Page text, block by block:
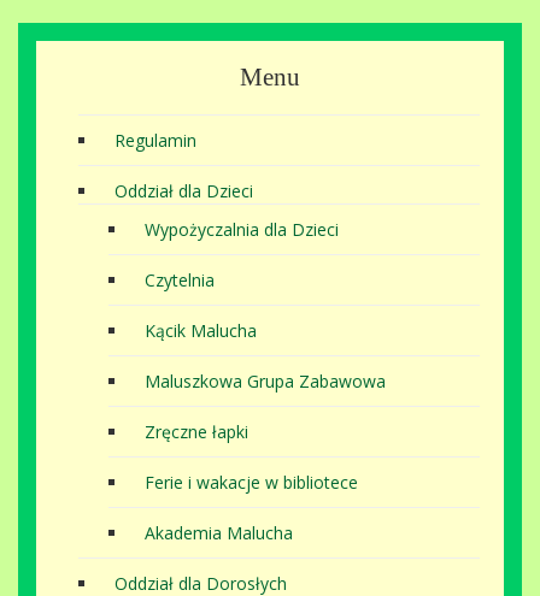
Menu
Regulamin
Oddział dla Dzieci
Wypożyczalnia dla Dzieci
Czytelnia
Kącik Malucha
Maluszkowa Grupa Zabawowa
Zręczne łapki
Ferie i wakacje w bibliotece
Akademia Malucha
Oddział dla Dorosłych